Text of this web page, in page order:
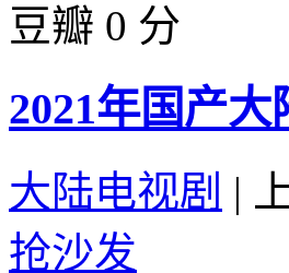
豆瓣 0 分
2021年国产
大陆电视剧 |
抢沙发